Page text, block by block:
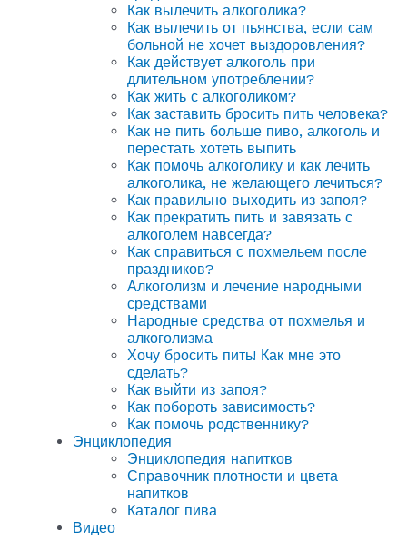
Как вылечить алкоголика?
Как вылечить от пьянства, если сам
больной не хочет выздоровления?
Как действует алкоголь при
длительном употреблении?
Как жить с алкоголиком?
Как заставить бросить пить человека?
Как не пить больше пиво, алкоголь и
перестать хотеть выпить
Как помочь алкоголику и как лечить
алкоголика, не желающего лечиться?
Как правильно выходить из запоя?
Как прекратить пить и завязать с
алкоголем навсегда?
Как справиться с похмельем после
праздников?
Алкоголизм и лечение народными
средствами
Народные средства от похмелья и
алкоголизма
Хочу бросить пить! Как мне это
сделать?
Как выйти из запоя?
Как побороть зависимость?
Как помочь родственнику?
Энциклопедия
Энциклопедия напитков
Справочник плотности и цвета
напитков
Каталог пива
Видео